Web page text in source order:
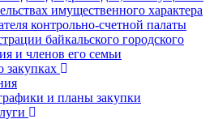
имущественного характера
контрольно-счетной палаты
байкальского городского
и членов его семьи
и планы закупки